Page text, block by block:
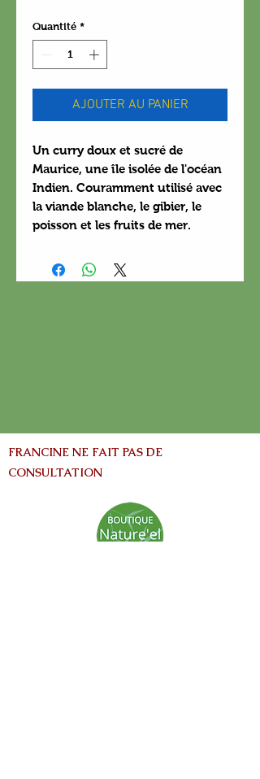
Quantité *
AJOUTER AU PANIER
Un curry doux et sucré de
Maurice, une île isolée de l'océan
Indien. Couramment utilisé avec
la viande blanche, le gibier, le
poisson et les fruits de mer.
FRANCINE NE FAIT PAS DE
CONSULTATION